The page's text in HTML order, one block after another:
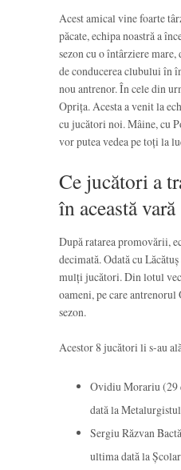
Acest amical vine foarte
păcate, echipa noastră a
sezon cu o întârziere
de conducerea clubului în
nou antrenor. În cele din
Oprița. Acesta a venit la
cu jucători noi. Mâine, cu
vor putea vedea pe toți la
Ce jucători a
în această vară
După ratarea promovării,
decimată. Odată cu
mulți jucători. Din lotul
oameni, pe care
sezon.
Acestor 8 jucători li s-au
Ovidiu Morariu (29
dată la
Sergiu Răzvan
ultima dată la